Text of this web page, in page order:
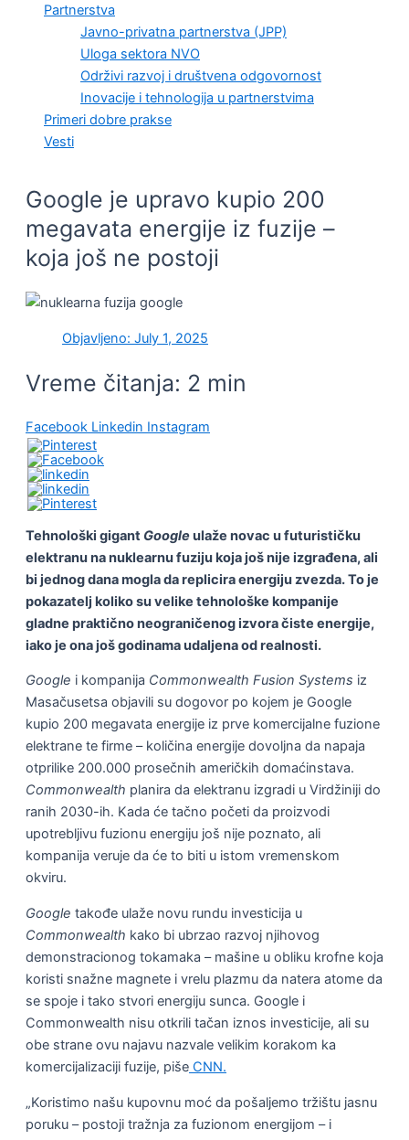
Partnerstva
Javno-privatna partnerstva (JPP)
Uloga sektora NVO
Održivi razvoj i društvena odgovornost
Inovacije i tehnologija u partnerstvima
Primeri dobre prakse
Vesti
Google je upravo kupio 200
megavata energije iz fuzije –
koja još ne postoji
Objavljeno: July 1, 2025
Vreme čitanja: 2 min
Facebook Linkedin Instagram
Tehnološki gigant Googleulaže novac u futurističku
elektranu na nuklearnu fuziju koja još nije izgrađena, ali
bi jednog dana mogla da replicira energiju zvezda. To je
pokazatelj koliko su velike tehnološke kompanije
gladne praktično neograničenog izvora čiste energije,
iako je ona još godinama udaljena od realnosti.
Google i kompanija Commonwealth Fusion Systems iz
Masačusetsa objavili su dogovor po kojem je Google
kupio 200 megavata energije iz prve komercijalne fuzione
elektrane te firme – količina energije dovoljna da napaja
otprilike 200.000 prosečnih američkih domaćinstava.
Commonwealth planira da elektranu izgradi u Virdžiniji do
ranih 2030-ih. Kada će tačno početi da proizvodi
upotrebljivu fuzionu energiju još nije poznato, ali
kompanija veruje da će to biti u istom vremenskom
okviru.
Google takođe ulaže novu rundu investicija u
Commonwealth kako bi ubrzao razvoj njihovog
demonstracionog tokamaka – mašine u obliku krofne koja
koristi snažne magnete i vrelu plazmu da natera atome da
se spoje i tako stvori energiju sunca. Google i
Commonwealth nisu otkrili tačan iznos investicije, ali su
obe strane ovu najavu nazvale velikim korakom ka
komercijalizaciji fuzije, piše CNN.
„Koristimo našu kupovnu moć da pošaljemo tržištu jasnu
poruku – postoji tražnja za fuzionom energijom – i